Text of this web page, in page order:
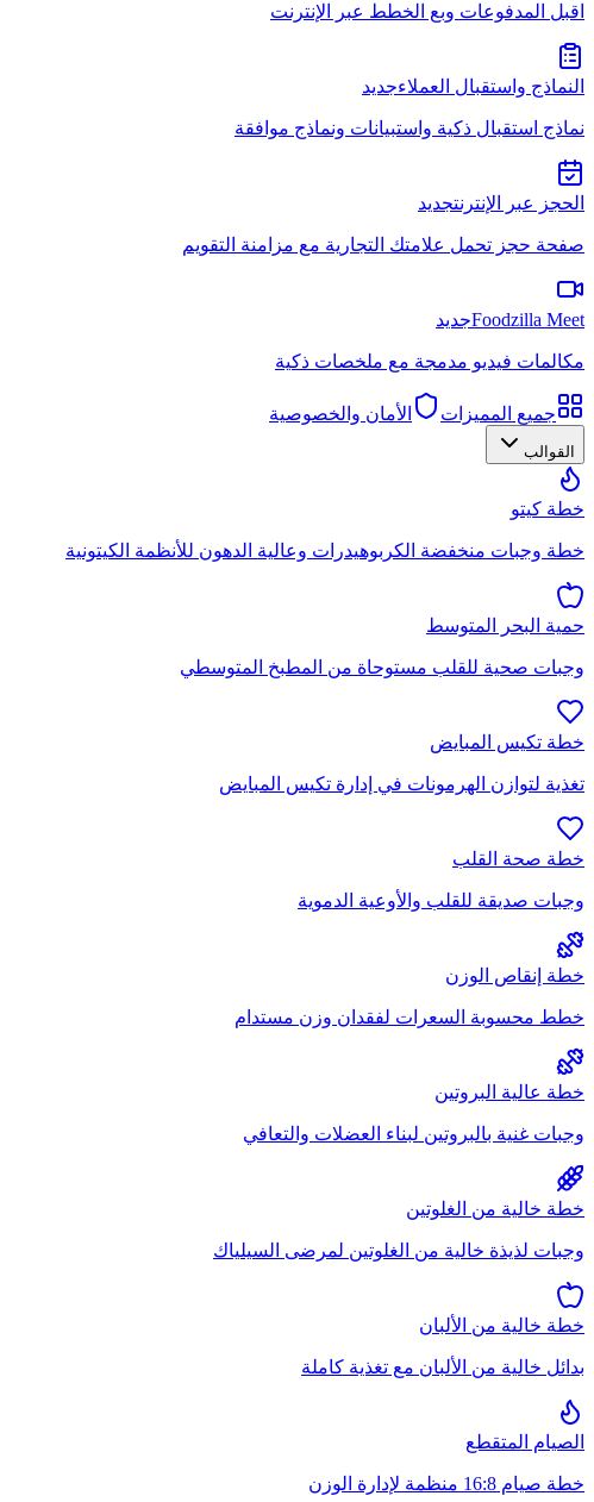
اقبل المدفوعات وبع الخطط عبر الإنترنت
النماذج واستقبال العملاءجديد
نماذج استقبال ذكية واستبيانات ونماذج موافقة
الحجز عبر الإنترنتجديد
صفحة حجز تحمل علامتك التجارية مع مزامنة التقويم
Foodzilla Meetجديد
مكالمات فيديو مدمجة مع ملخصات ذكية
جميع المميزات الأمان والخصوصية
القوالب
خطة كيتو
خطة وجبات منخفضة الكربوهيدرات وعالية الدهون للأنظمة الكيتونية
حمية البحر المتوسط
وجبات صحية للقلب مستوحاة من المطبخ المتوسطي
خطة تكيس المبايض
تغذية لتوازن الهرمونات في إدارة تكيس المبايض
خطة صحة القلب
وجبات صديقة للقلب والأوعية الدموية
خطة إنقاص الوزن
خطط محسوبة السعرات لفقدان وزن مستدام
خطة عالية البروتين
وجبات غنية بالبروتين لبناء العضلات والتعافي
خطة خالية من الغلوتين
وجبات لذيذة خالية من الغلوتين لمرضى السيلياك
خطة خالية من الألبان
بدائل خالية من الألبان مع تغذية كاملة
الصيام المتقطع
خطة صيام 16:8 منظمة لإدارة الوزن